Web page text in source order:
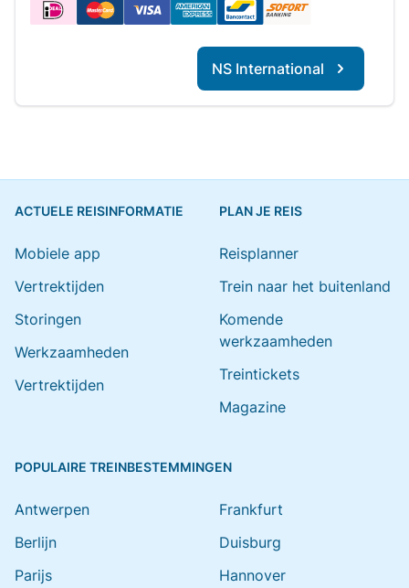
NS International
ACTUELE REISINFORMATIE
Mobiele app
Vertrektijden
Storingen
Werkzaamheden
Vertrektijden
PLAN JE REIS
Reisplanner
Trein naar het buitenland
Komende
werkzaamheden
Treintickets
Magazine
POPULAIRE TREINBESTEMMINGEN
Antwerpen
Berlijn
Parijs
Frankfurt
Duisburg
Hannover